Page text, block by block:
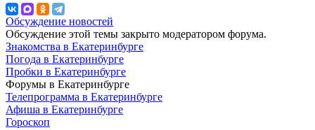
Обсуждение новостей
Обсуждение этой темы закрыто модератором форума.
Знакомства в Екатеринбурге
Погода в Екатеринбурге
Пробки в Екатеринбурге
Форумы в Екатеринбурге
Телепрограмма в Екатеринбурге
Афиша в Екатеринбурге
Гороскоп